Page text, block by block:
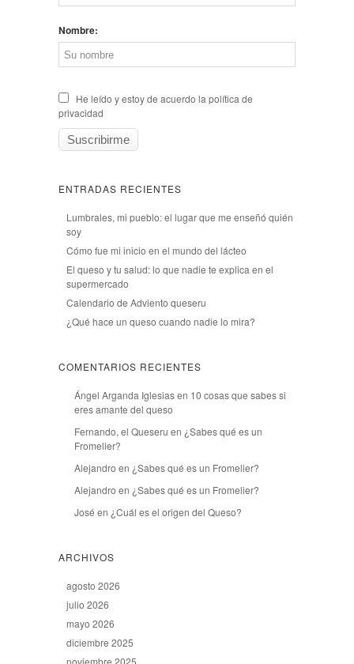
Nombre:
He leído y estoy de acuerdo la política de
privacidad
ENTRADAS RECIENTES
Lumbrales, mi pueblo: el lugar que me enseñó quién
soy
Cómo fue mi inicio en el mundo del lácteo
El queso y tu salud: lo que nadie te explica en el
supermercado
Calendario de Adviento queseru
¿Qué hace un queso cuando nadie lo mira?
COMENTARIOS RECIENTES
Ángel Arganda Iglesiasen 10 cosas que sabes si
eres amante del queso
Fernando, el Queseru en ¿Sabes qué es un
Fromelier?
Alejandro en ¿Sabes qué es un Fromelier?
Alejandro en ¿Sabes qué es un Fromelier?
José en ¿Cuál es el origen del Queso?
ARCHIVOS
agosto 2026
julio 2026
mayo 2026
diciembre 2025